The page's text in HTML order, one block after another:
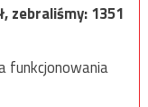
zebraliśmy:1351
funkcjonowania